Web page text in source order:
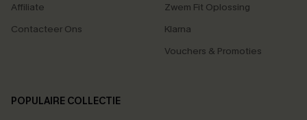
Affiliate
Contacteer Ons
Zwem Fit Oplossing
Klarna
Vouchers & Promoties
POPULAIRE COLLECTIE